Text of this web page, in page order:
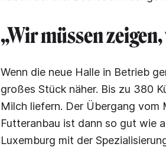
„Wir müssen
Wenn die neue Halle in Betrieb
großes Stück näher. Bis zu 380
Milch liefern. Der Übergang
Futteranbau ist dann so gut wie
Luxemburg mit der